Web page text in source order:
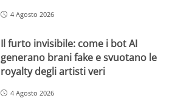
4 Agosto 2026
Il furto invisibile: come i bot AI
generano brani fake e svuotano le
royalty degli artisti veri
4 Agosto 2026